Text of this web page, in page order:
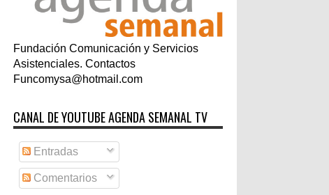
Fundación Comunicación y Servicios
Asistenciales. Contactos
Funcomysa@hotmail.com
CANAL DE YOUTUBE AGENDA SEMANAL TV
Entradas
Comentarios